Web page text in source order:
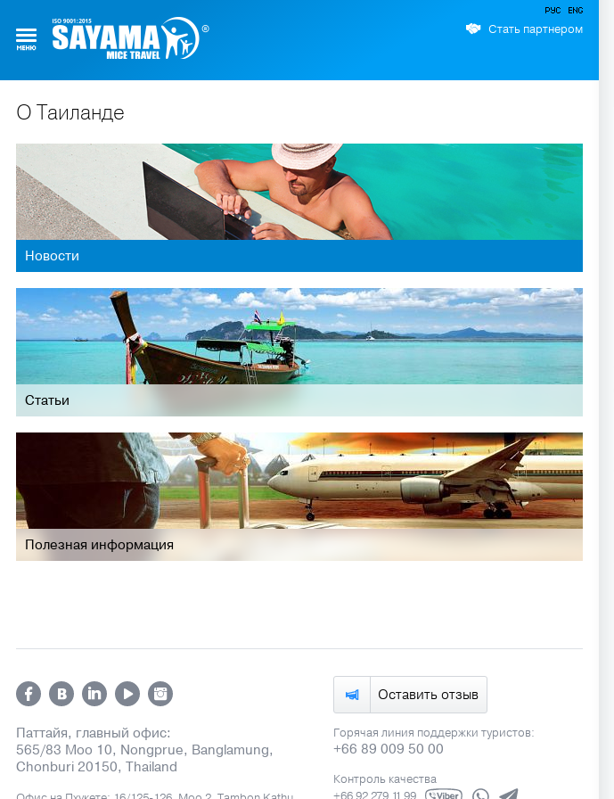
Стать партнером
О Таиланде
Новости
Статьи
Полезная информация
Оставить отзыв
Паттайя, главный офис:
565/83 Moo 10, Nongprue, Banglamung,
Chonburi 20150, Thailand
Горячая линия поддержки туристов:
+66 89 009 50 00
Контроль качества